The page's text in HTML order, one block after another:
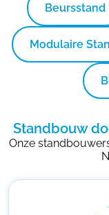
Beursstand
Modulaire
Standbouw
Onze